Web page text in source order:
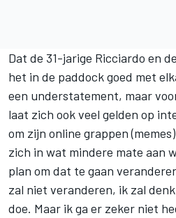
Dat de 31-jarige Ricciardo en
het in de paddock goed met
een understatement, maar
laat zich ook veel gelden op
om zijn online grappen
zich in wat mindere mate aan
plan om dat te gaan
zal niet veranderen, ik zal
doe. Maar ik ga er zeker niet